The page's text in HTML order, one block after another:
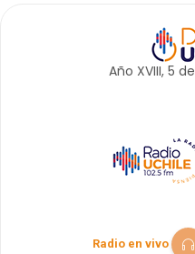
Año XVIII, 5 de
Radio en vivo